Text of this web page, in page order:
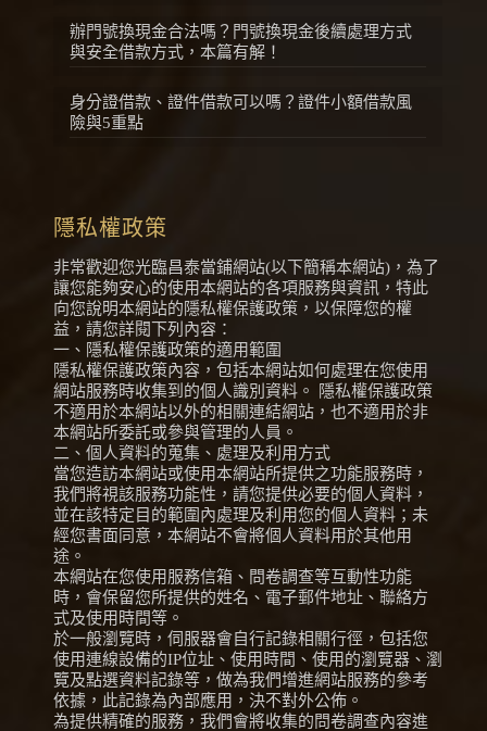
辦門號換現金合法嗎？門號換現金後續處理方式
與安全借款方式，本篇有解！
身分證借款、證件借款可以嗎？證件小額借款風
險與5重點
隱私權政策
非常歡迎您光臨昌泰當鋪網站(以下簡稱本網站)，為了
讓您能夠安心的使用本網站的各項服務與資訊，特此
向您說明本網站的隱私權保護政策，以保障您的權
益，請您詳閱下列內容：
一、隱私權保護政策的適用範圍
隱私權保護政策內容，包括本網站如何處理在您使用
網站服務時收集到的個人識別資料。 隱私權保護政策
不適用於本網站以外的相關連結網站，也不適用於非
本網站所委託或參與管理的人員。
二、個人資料的蒐集、處理及利用方式
當您造訪本網站或使用本網站所提供之功能服務時，
我們將視該服務功能性，請您提供必要的個人資料，
並在該特定目的範圍內處理及利用您的個人資料；未
經您書面同意，本網站不會將個人資料用於其他用
途。
本網站在您使用服務信箱、問卷調查等互動性功能
時，會保留您所提供的姓名、電子郵件地址、聯絡方
式及使用時間等。
於一般瀏覽時，伺服器會自行記錄相關行徑，包括您
使用連線設備的IP位址、使用時間、使用的瀏覽器、瀏
覽及點選資料記錄等，做為我們增進網站服務的參考
依據，此記錄為內部應用，決不對外公佈。
為提供精確的服務，我們會將收集的問卷調查內容進